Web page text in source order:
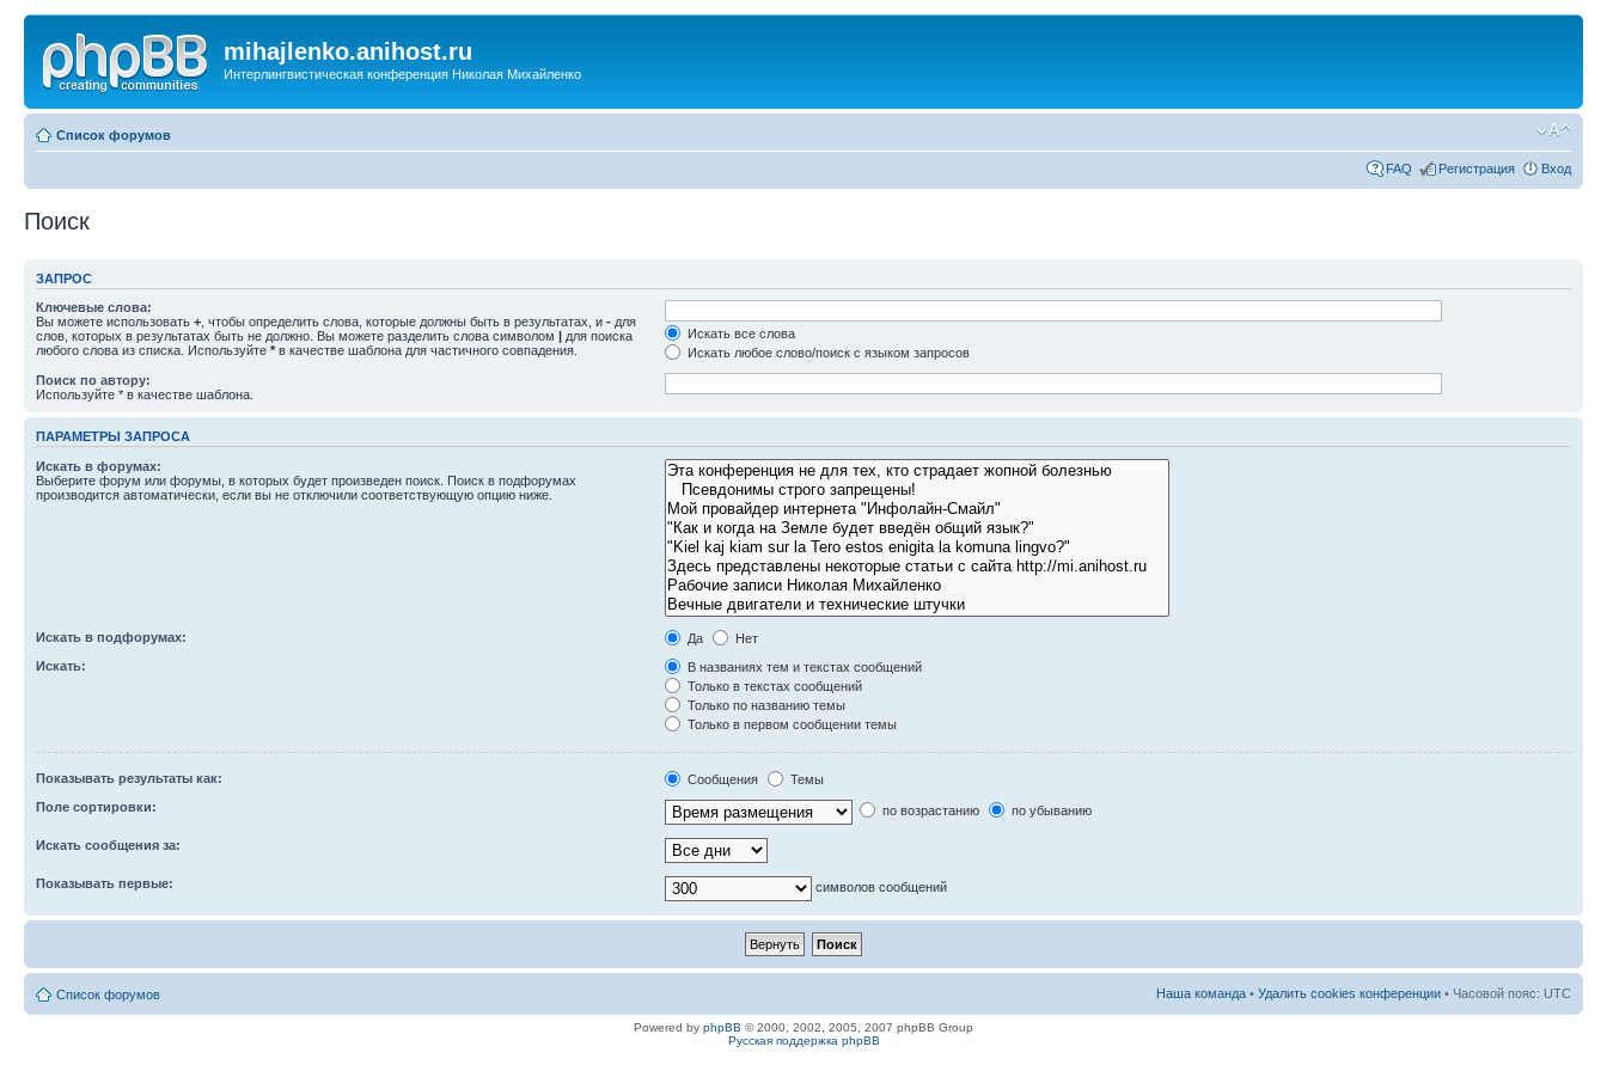
mihajlenko.anihost.ru
Интерлингвистическая конференция Николая Михайленко
Список форумов
FAQ Регистрация Вход
Поиск
ЗАПРОС
Ключевые слова:
Вы можете использовать + , чтобы определить слова, которые должны быть в результатах, и - для
слов, которых в результатах быть не должно. Вы можете разделить слова символом | для поиска
любого слова из списка. Используйте * в качестве шаблона для частичного совпадения.
Искать все слова
Искать любое слово/поиск с языком запросов
Поиск по автору:
Используйте * в качестве шаблона.
ПАРАМЕТРЫ ЗАПРОСА
Искать в форумах:
Выберите форум или форумы, в которых будет произведен поиск. Поиск в подфорумах
производится автоматически, если вы не отключили соответствующую опцию ниже.
Искать в подфорумах: Да
Нет
Искать:
В названиях тем и текстах сообщений
Только в текстах сообщений
Только по названию темы
Только в первом сообщении темы
Показывать результаты как: Сообщения
Темы
Поле сортировки:
по возрастанию по убыванию
Искать сообщения за:
Показывать первые: символов сообщений
Список форумов Наша команда • Удалить cookies конференции • Часовой пояс: UTC
Powered by phpBB © 2000, 2002, 2005, 2007 phpBB Group
Русская поддержка phpBB